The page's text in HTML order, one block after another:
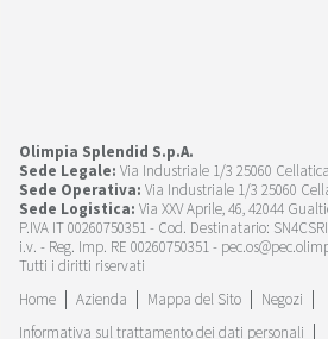
Olimpia Splendid S.p.A.
Sede Legale: Via Industriale 1/3 25060
Sede Operativa: Via Industriale 1/3 25060
Sede Logistica: Via XXV Aprile, 46, 42044
P.IVA IT 00260750351 - Cod. Destinatario:
i.v. - Reg. Imp. RE 00260750351 -
Tutti i diritti riservati
Home
Azienda Mappa del Sito
Negozi
Informativa sul trattamento dei dati personali